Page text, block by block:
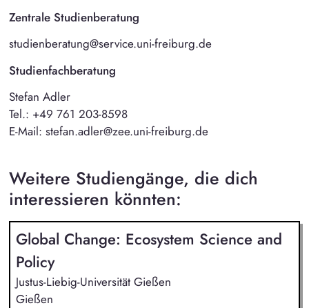
Zentrale Studienberatung
studienberatung@service.uni-freiburg.de
Studienfachberatung
Stefan Adler
Tel.: +49 761 203-8598
E-Mail: stefan.adler@zee.uni-freiburg.de
Weitere Studiengänge, die dich
interessieren könnten:
Global Change: Ecosystem Science and
Policy
Justus-Liebig-Universität Gießen
Gießen